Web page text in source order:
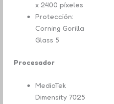
x 2400 píxeles
Protección:
Corning Gorilla
Glass 5
Procesador
MediaTek
Dimensity 7025